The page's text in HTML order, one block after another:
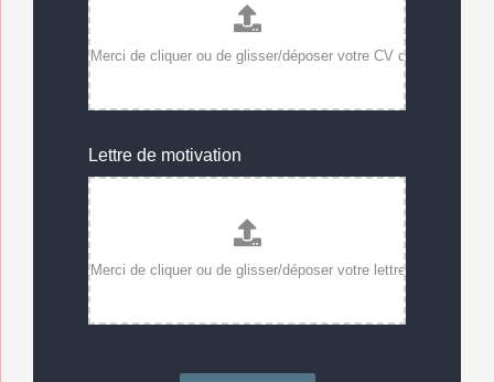
Lettre de motivation